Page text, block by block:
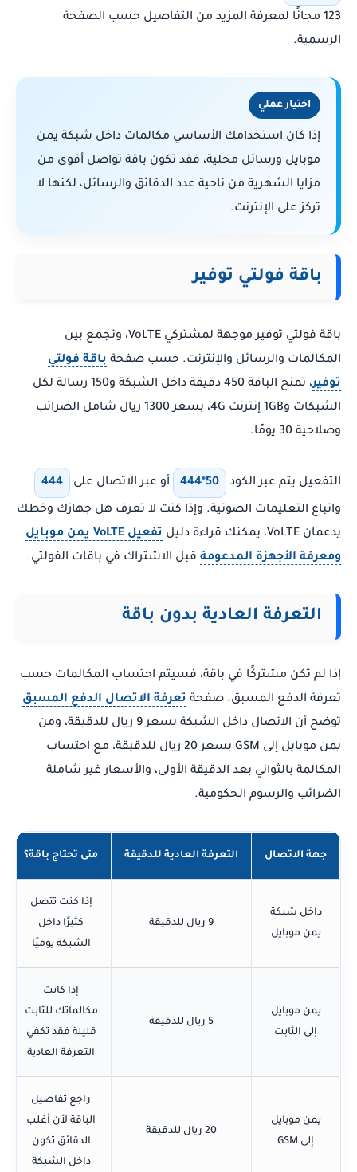
123 مجانًا لمعرفة المزيد من التفاصيل حسب الصفحة
الرسمية.
اختيار عملي
إذا كان استخدامك الأساسي مكالمات داخل شبكة يمن
موبايل ورسائل محلية، فقد تكون باقة تواصل أقوى من
مزايا الشهرية من ناحية عدد الدقائق والرسائل، لكنها لا
تركز على الإنترنت.
باقة فولتي توفير
باقة فولتي توفير موجهة لمشتركي VoLTE، وتجمع بين
المكالمات والرسائل والإنترنت. حسب صفحة باقة فولتي
توفير
، تمنح الباقة 450 دقيقة داخل الشبكة و150 رسالة لكل
الشبكات و1GB إنترنت 4G، بسعر 1300 ريال شامل الضرائب
وصلاحية 30 يومًا.
التفعيل يتم عبر الكود 444*50 أو عبر الاتصال على 444
واتباع التعليمات الصوتية. وإذا كنت لا تعرف هل جهازك وخطك
يدعمان VoLTE، يمكنك قراءة دليل
تفعيل VoLTE يمن موبايل
ومعرفة الأجهزة المدعومة قبل الاشتراك في باقات الفولتي.
التعرفة العادية بدون باقة
إذا لم تكن مشتركًا في باقة، فسيتم احتساب المكالمات حسب
تعرفة الدفع المسبق. صفحة تعرفة الاتصال الدفع المسبق
توضح أن الاتصال داخل الشبكة بسعر 9 ريال للدقيقة، ومن
يمن موبايل إلى GSM بسعر 20 ريال للدقيقة، مع احتساب
المكالمة بالثواني بعد الدقيقة الأولى، والأسعار غير شاملة
الضرائب والرسوم الحكومية.
جهة الاتصال التعرفة العادية للدقيقة متى تحتاج باقة؟
داخل شبكة
يمن موبايل
9 ريال للدقيقة
إذا كنت تتصل
كثيرًا داخل
الشبكة يوميًا
يمن موبايل
إلى الثابت
5 ريال للدقيقة
إذا كانت
مكالماتك للثابت
قليلة فقد تكفي
التعرفة العادية
يمن موبايل
إلى GSM
20 ريال للدقيقة
راجع تفاصيل
الباقة لأن أغلب
الدقائق تكون
داخل الشبكة